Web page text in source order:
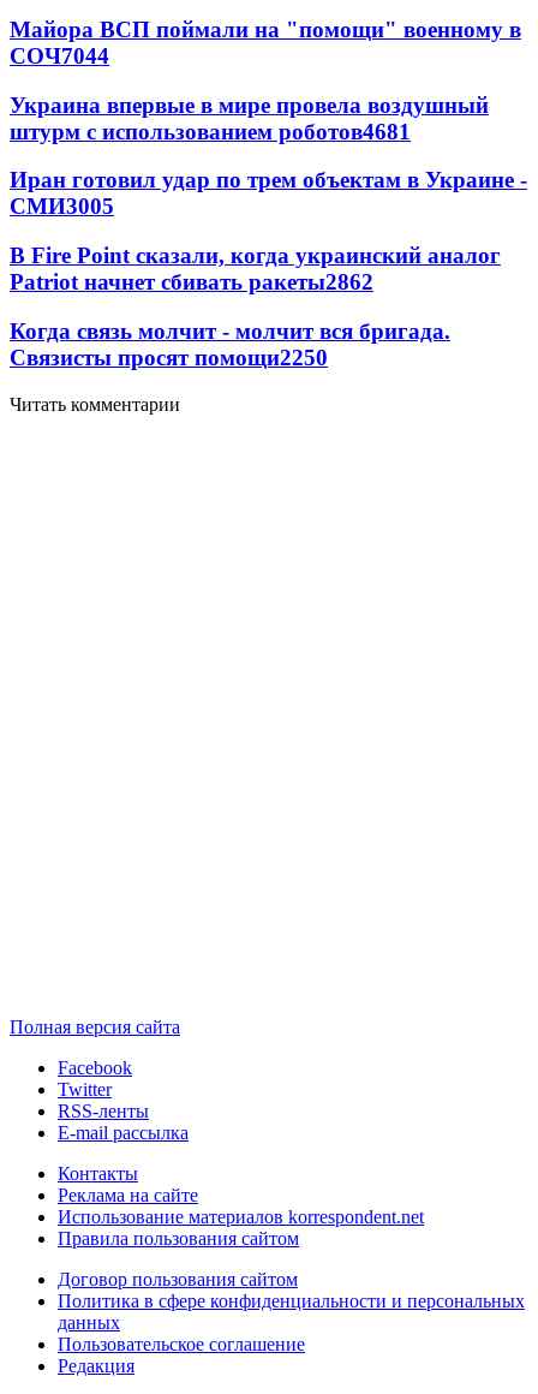
Майора ВСП поймали на "помощи" военному в
СОЧ7044
Украина впервые в мире провела воздушный
штурм с использованием роботов4681
Иран готовил удар по трем объектам в Украине -
СМИ3005
В Fire Point сказали, когда украинский аналог
Patriot начнет сбивать ракеты2862
Когда связь молчит - молчит вся бригада.
Связисты просят помощи2250
Читать комментарии
Полная версия сайта
Facebook
Twitter
RSS-ленты
E-mail рассылка
Контакты
Реклама на сайте
Использование материалов korrespondent.net
Правила пользования сайтом
Договор пользования сайтом
Политика в сфере конфиденциальности и персональных
данных
Пользовательское соглашение
Редакция